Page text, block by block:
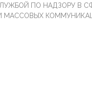
ПО НАДЗОРУ В
МАССОВЫХ